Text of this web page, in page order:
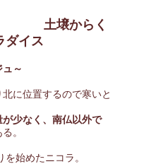
らく
ダイス
～
に位置するので寒いと
少なく、南仏以外で
。
始めたニコラ。